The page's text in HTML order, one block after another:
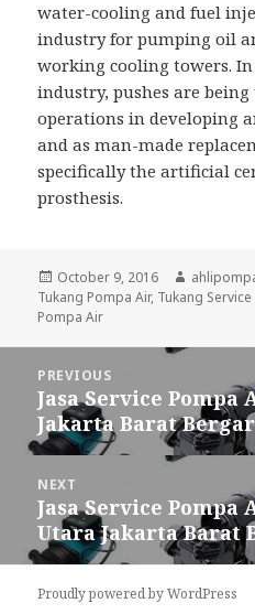
water-cooling and fuel
industry for pumping oil
working cooling towers.
industry, pushes are
operations in developing
and as man-made
specifically the artificial
prosthesis.
Posted
on
October 9, 2016 Author
Tukang Pompa Air, Tukang
Pompa Air
navigation
PREVIOUS
Previous
post:
Jasa Service
Jakarta Barat
NEXT
Next
post:
Jasa Service
Utara Jakarta Barat
Proudly powered by WordPress